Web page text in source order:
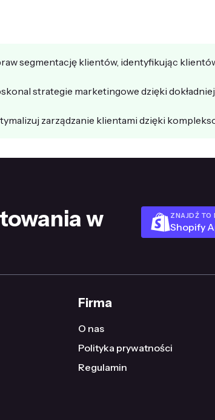
segmentację klientów, identyfikując
strategie marketingowe dzięki
zarządzanie klientami dzięki
w
ZNAJDŹ TO
Shopify
Firma
O nas
Polityka prywatności
Regulamin